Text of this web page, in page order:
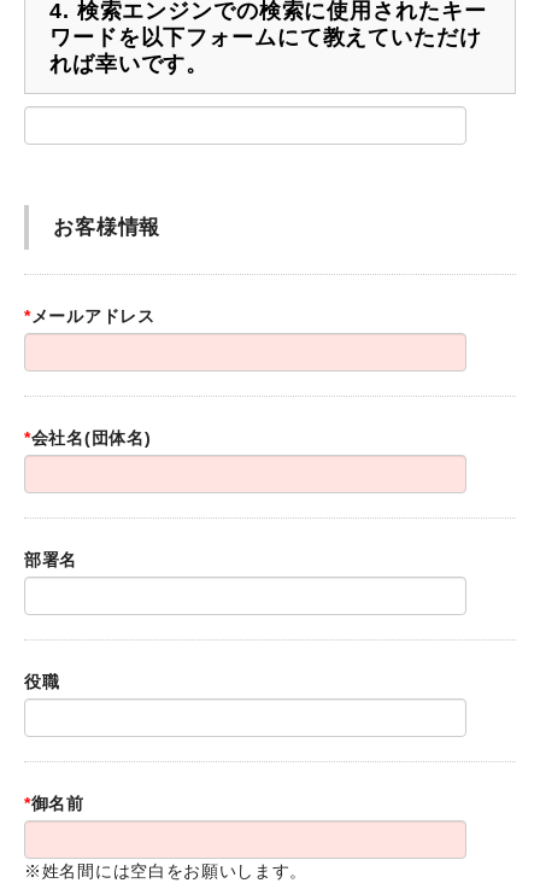
4. 検索エンジンでの検索に使用されたキー
ワードを以下フォームにて教えていただけ
れば幸いです。
お客様情報
*メールアドレス
*会社名(団体名)
部署名
役職
*御名前
※姓名間には空白をお願いします。